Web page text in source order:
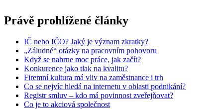
Právě prohlížené články
IČ nebo IČO? Jaký je význam zkratky?
„Záludné“ otázky na pracovním pohovoru
Když se nahrne moc práce, jak začít?
Konkurence jako tlak na kvalitu?
Firemní kultura má vliv na zaměstnance i trh
Co se nejvíc hledá na internetu v oblasti podnikání?
Registr smluv – kdo má povinnost zveřejňovat?
Co je to akciová společnost